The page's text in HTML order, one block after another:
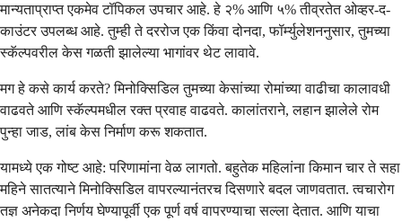
मान्यताप्राप्त एकमेव टॉपिकल उपचार आहे. हे २% आणि ५% तीव्रतेत ओव्हर-द-
काउंटर उपलब्ध आहे. तुम्ही ते दररोज एक किंवा दोनदा, फॉर्म्युलेशननुसार, तुमच्या
स्कॅल्पवरील केस गळती झालेल्या भागांवर थेट लावावे.
मग हे कसे कार्य करते? मिनोक्सिडिल तुमच्या केसांच्या रोमांच्या वाढीचा कालावधी
वाढवते आणि स्कॅल्पमधील रक्त प्रवाह वाढवते. कालांतराने, लहान झालेले रोम
पुन्हा जाड, लांब केस निर्माण करू शकतात.
यामध्ये एक गोष्ट आहे: परिणामांना वेळ लागतो. बहुतेक महिलांना किमान चार ते सहा
महिने सातत्याने मिनोक्सिडिल वापरल्यानंतरच दिसणारे बदल जाणवतात. त्वचारोग
तज्ञ अनेकदा निर्णय घेण्यापूर्वी एक पूर्ण वर्ष वापरण्याचा सल्ला देतात. आणि याचा